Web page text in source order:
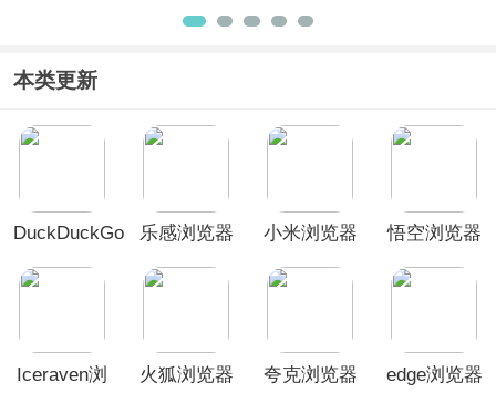
器App
器官方版
本类更新
DuckDuckGo
乐感浏览器
小米浏览器
悟空浏览器
Iceraven浏
火狐浏览器
夸克浏览器
edge浏览器